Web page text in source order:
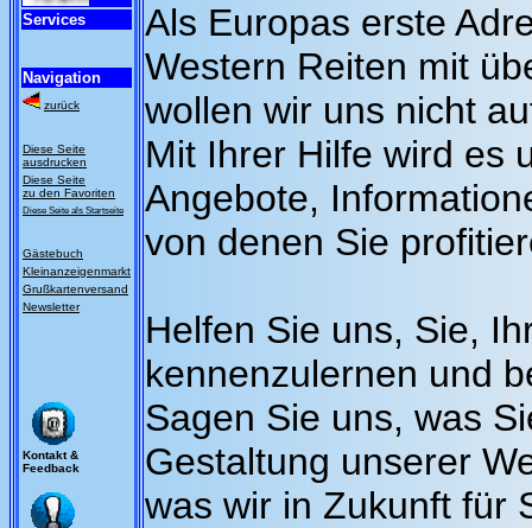
Services
Navigation
zurück
Diese Seite
ausdrucken
Diese Seite
zu den Favoriten
Diese Seite als Startseite
Gästebuch
Kleinanzeigenmarkt
Grußkartenversand
Newsletter
Kontakt &
Feedback
Als Europas erste
Western Reiten mit
wollen wir uns nicht
Mit Ihrer Hilfe wird es
Angebote,
von denen Sie
Helfen Sie uns, Sie,
kennenzulernen und
Sagen Sie uns, was
Gestaltung unserer
was wir in Zukunft für